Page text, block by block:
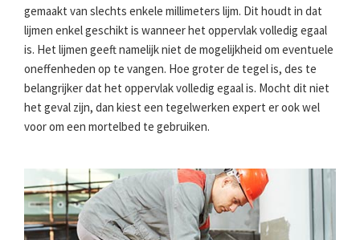
gemaakt van slechts enkele millimeters lijm. Dit houdt in dat
lijmen enkel geschikt is wanneer het oppervlak volledig egaal
is. Het lijmen geeft namelijk niet de mogelijkheid om eventuele
oneffenheden op te vangen. Hoe groter de tegel is, des te
belangrijker dat het oppervlak volledig egaal is. Mocht dit niet
het geval zijn, dan kiest een tegelwerken expert er ook wel
voor om een mortelbed te gebruiken.